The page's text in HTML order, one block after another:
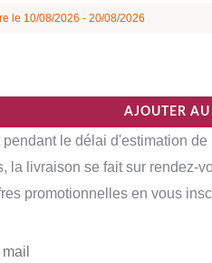
le 10/08/2026 - 20/08/2026
AJOUTER
le délai d'estimation
la livraison se fait sur rendez-
promotionnelles en vous